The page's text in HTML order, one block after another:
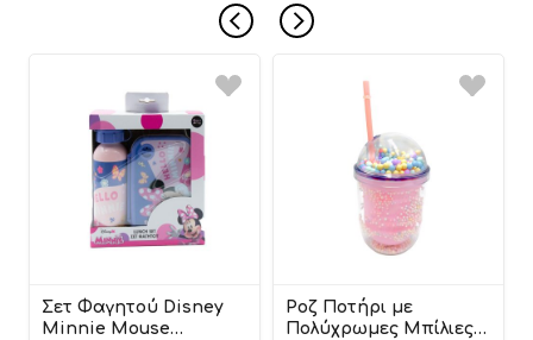
Σετ Φαγητού Disney
Minnie Mouse
Ροζ Ποτήρι με
Πολύχρωμες Μπίλιες